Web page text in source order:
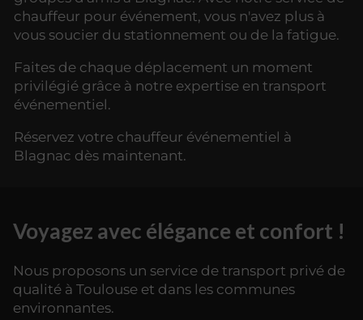
chauffeur pour événement, vous n'avez plus à
vous soucier du stationnement ou de la fatigue.
Faites de chaque déplacement un moment
privilégié grâce à notre expertise en transport
événementiel.
Réservez votre chauffeur événementiel à
Blagnac dès maintenant.
Voyagez avec élégance et confort !
Nous proposons un service de transport privé de
qualité à Toulouse et dans les communes
environnantes.